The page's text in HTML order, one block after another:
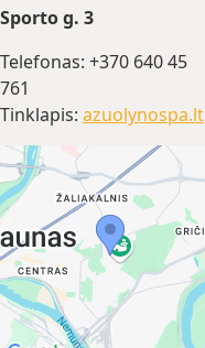
Sporto g. 3
Telefonas: +370 640 45
761
Tinklapis: azuolynospa.lt